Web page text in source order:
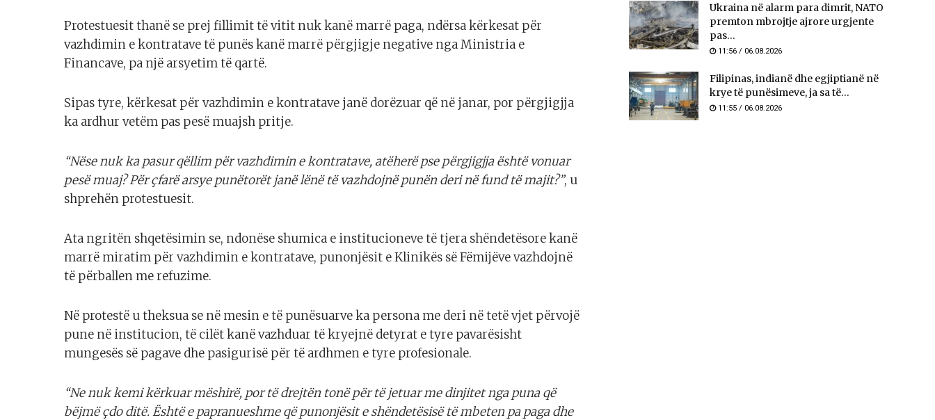
Protestuesit thanë se prej fillimit të vitit nuk kanë marrë paga, ndërsa kërkesat për
vazhdimin e kontratave të punës kanë marrë përgjigje negative nga Ministria e
Financave, pa një arsyetim të qartë.
Sipas tyre, kërkesat për vazhdimin e kontratave janë dorëzuar që në janar, por përgjigjja
ka ardhur vetëm pas pesë muajsh pritje.
“Nëse nuk ka pasur qëllim për vazhdimin e kontratave, atëherë pse përgjigjja është vonuar
pesë muaj? Për çfarë arsye punëtorët janë lënë të vazhdojnë punën deri në fund të majit?”, u
shprehën protestuesit.
Ata ngritën shqetësimin se, ndonëse shumica e institucioneve të tjera shëndetësore kanë
marrë miratim për vazhdimin e kontratave, punonjësit e Klinikës së Fëmijëve vazhdojnë
të përballen me refuzime.
Në protestë u theksua se në mesin e të punësuarve ka persona me deri në tetë vjet përvojë
pune në institucion, të cilët kanë vazhduar të kryejnë detyrat e tyre pavarësisht
mungesës së pagave dhe pasigurisë për të ardhmen e tyre profesionale.
“Ne nuk kemi kërkuar mëshirë, por të drejtën tonë për të jetuar me dinjitet nga puna që
bëjmë çdo ditë. Është e papranueshme që punonjësit e shëndetësisë të mbeten pa paga dhe
Ukraina në alarm para dimrit, NATO
premton mbrojtje ajrore urgjente
pas...
11:56 / 06.08.2026
Filipinas, indianë dhe egjiptianë në
krye të punësimeve, ja sa të...
11:55 / 06.08.2026